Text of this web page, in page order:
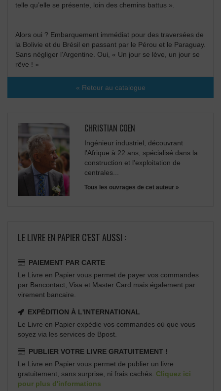
telle qu’elle se présente, loin des chemins battus ».
Alors oui ? Embarquement immédiat pour des traversées de
la Bolivie et du Brésil en passant par le Pérou et le Paraguay.
Sans négliger l’Argentine. Oui, « Un jour se lève, un jour se
rêve ! »
« Retour au catalogue
CHRISTIAN COEN
Ingénieur industriel, découvrant
l'Afrique à 22 ans, spécialisé dans la
construction et l'exploitation de
centrales...
Tous les ouvrages de cet auteur »
LE LIVRE EN PAPIER C'EST AUSSI :
PAIEMENT PAR CARTE
Le Livre en Papier vous permet de payer vos commandes
par Bancontact, Visa et Master Card mais également par
virement bancaire.
EXPÉDITION À L'INTERNATIONAL
Le Livre en Papier expédie vos commandes où que vous
soyez via les services de Bpost.
PUBLIER VOTRE LIVRE GRATUITEMENT !
Le Livre en Papier vous permet de publier un livre
gratuitement, sans surprise, ni frais cachés. Cliquez ici
pour plus d'informations